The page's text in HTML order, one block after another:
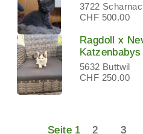
3722
CHF 500.00
Ragdoll x
5632 Buttwil
CHF 250.00
Seite 1 2 3